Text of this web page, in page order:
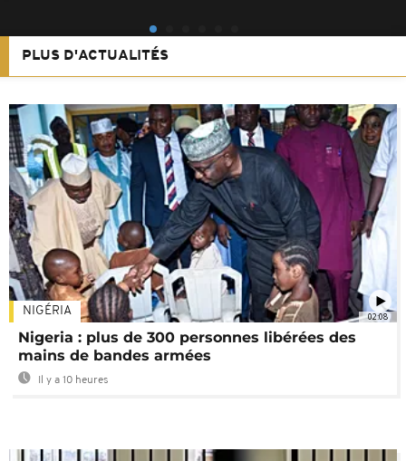
PLUS D'ACTUALITÉS
02:08
NIGÉRIA
Nigeria : plus de 300 personnes libérées des
mains de bandes armées
Il y a 10 heures